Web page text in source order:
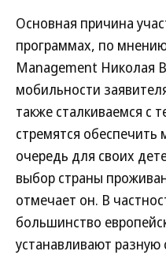
Основная причина
программах, по
Management Николая
мобильности
также сталкиваемся с
стремятся
очередь для своих
выбор страны
отмечает он. В
большинство
устанавливают